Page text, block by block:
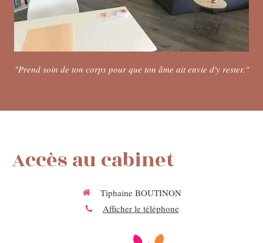
"Prend soin de ton corps pour que ton âme ait envie d'y rester."
Accès au cabinet
Tiphaine BOUTINON
Afficher le téléphone